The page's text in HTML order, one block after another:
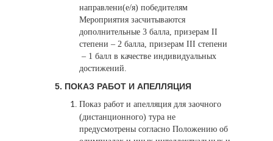
направлени(е/я) победителям
Мероприятия засчитываются
дополнительные 3 балла, призерам II
степени – 2 балла, призерам III степени
– 1 балл в качестве индивидуальных
достижений.
5. ПОКАЗ РАБОТ И АПЕЛЛЯЦИЯ
Показ работ и апелляция для заочного
(дистанционного) тура не
предусмотрены согласно Положению об